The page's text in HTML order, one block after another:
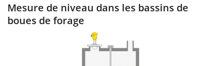
Mesure de niveau dans les bassins de
boues de forage